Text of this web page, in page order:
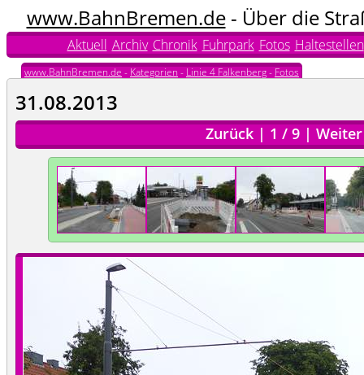
www.BahnBremen.de- Über die
Aktuell Archiv Chronik Fuhrpark Fotos Haltestellen
www.BahnBremen.de - Kategorien - Linie 4 Falkenberg- Fotos
31.08.2013
Zurück | 1 / 9 | Weiter